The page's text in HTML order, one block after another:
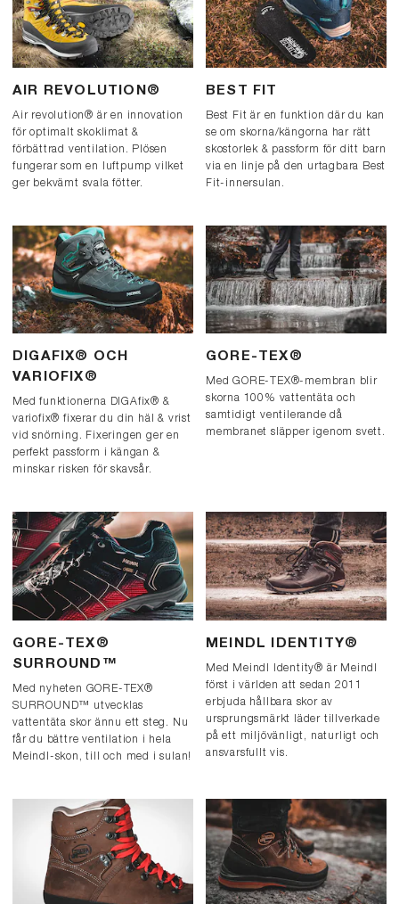
AIR REVOLUTION®
Air revolution® är en innovation
för optimalt skoklimat &
förbättrad ventilation. Plösen
fungerar som en luftpump vilket
ger bekvämt svala fötter.
BEST FIT
Best Fit är en funktion där du kan
se om skorna/kängorna har rätt
skostorlek & passform för ditt barn
via en linje på den urtagbara Best
Fit-innersulan.
DIGAFIX® OCH
VARIOFIX®
Med funktionerna DIGAfix® &
variofix® fixerar du din häl & vrist
vid snörning. Fixeringen ger en
perfekt passform i kängan &
minskar risken för skavsår.
GORE-TEX®
Med GORE-TEX®-membran blir
skorna 100% vattentäta och
samtidigt ventilerande då
membranet släpper igenom svett.
GORE-TEX®
SURROUND™
Med nyheten GORE-TEX®
SURROUND™ utvecklas
vattentäta skor ännu ett steg. Nu
får du bättre ventilation i hela
Meindl-skon, till och med i sulan!
MEINDL IDENTITY®
Med Meindl Identity® är Meindl
först i världen att sedan 2011
erbjuda hållbara skor av
ursprungsmärkt läder tillverkade
på ett miljövänligt, naturligt och
ansvarsfullt vis.